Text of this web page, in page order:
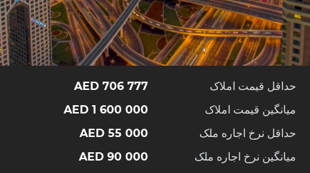
حداقل قیمت املاک
706 777 AED
میانگین قیمت املاک
1 600 000 AED
حداقل نرخ اجاره ملک
55 000 AED
میانگین نرخ اجاره ملک
90 000 AED